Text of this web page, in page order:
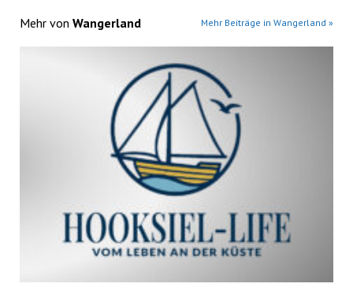
Mehr von Wangerland Mehr Beiträge in Wangerland »